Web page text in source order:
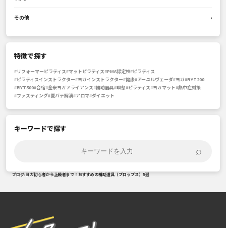
その他 ›
特徴で探す
#リフォーマーピラティス#マットピラティス#PMA認定校#ピラティス
#ピラティスインストラクター#ヨガインストラクター#健康#アーユルヴェーダ#ヨガ#RYT200
#RYT500#合宿#全米ヨガアライアンス#補助器具#瞑想#ピラティス#ヨガマット#熱中症対策
#ファスティング#夏バテ解消#アロマ#ダイエット
キーワードで探す
⌕
ブログ›ヨガ初心者から上級者まで！おすすめの補助道具（プロップス）5選